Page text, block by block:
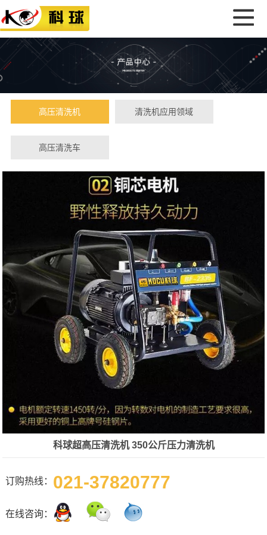
高压清洗机 清洗机应用领域
高压清洗车
科球超高压清洗机 350公斤压力清洗机
订购热线： 021-37820777
在线咨询：